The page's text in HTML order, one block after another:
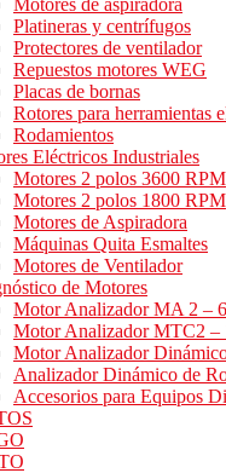
Motores de aspiradora
Platineras y centrífugos
Protectores de ventilador
Repuestos motores WEG
Placas de bornas
Rotores para herramientas
Rodamientos
Eléctricos Industriales
Motores 2 polos 3600 RPM
Motores 2 polos 1800 RPM
Motores de Aspiradora
Máquinas Quita Esmaltes
Motores de Ventilador
de Motores
Motor Analizador MA 2 –
Motor Analizador MTC2
Motor Analizador
Analizador Dinámico de
Accesorios para Equipos